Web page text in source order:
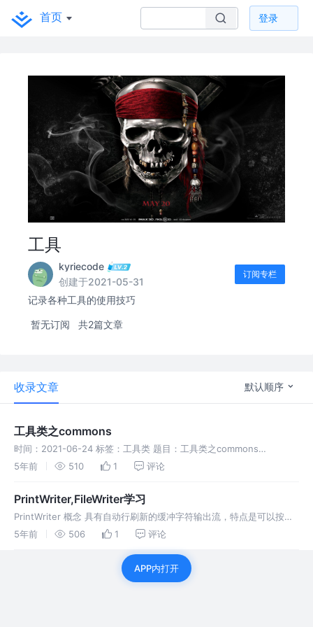
首页 登录
工具
kyriecode
创建于2021-05-31
订阅专栏
记录各种工具的使用技巧
暂无订阅 共2篇文章
收录文章 默认顺序
工具类之commons
时间：2021-06-24 标签：工具类 题目：工具类之commons
Commons 都说这是一个很强大的工具类库，所以肯定有必要学习,主要
5年前 510 1 评论
PrintWriter,FileWriter学习
PrintWriter 概念 具有自动行刷新的缓冲字符输出流，特点是可以按行
写出字符串，并且可以自动行刷新。 用法： 例子： 复制文件 例子2：
5年前 506 1 评论
APP内打开